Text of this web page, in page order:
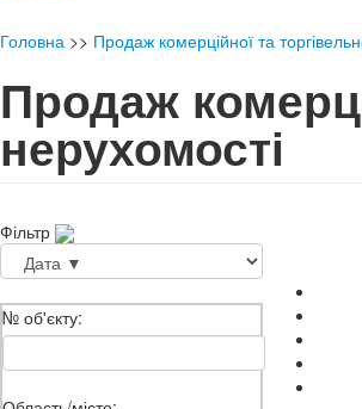
Головна >> Продаж комерційної та
Продаж
нерухомості
Фільтр
№ об'єкту: